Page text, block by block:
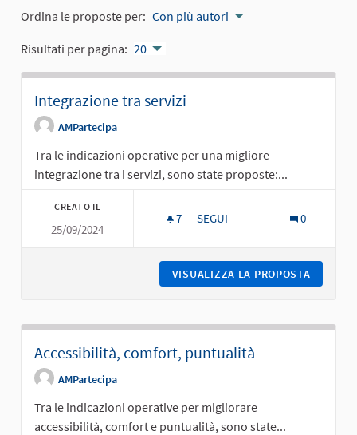
Ordina le proposte per: Con più autori
Risultati per pagina: 20
Integrazione tra servizi
AMPartecipa
Tra le indicazioni operative per una migliore
integrazione tra i servizi, sono state proposte:...
CREATO IL
25/09/2024
7 7 SOSTENITORI
SEGUI 0
VISUALIZZA LA PROPOSTA
Accessibilità, comfort, puntualità
AMPartecipa
Tra le indicazioni operative per migliorare
accessibilità, comfort e puntualità, sono state...